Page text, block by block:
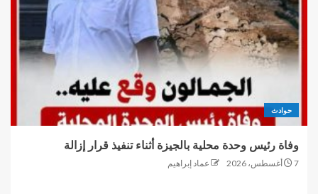
حوادث
وفاة رئيس وحدة محلية بالجيزة أثناء تنفيذ قرار إزالة
7 أغسطس، 2026 عماد إبراهيم